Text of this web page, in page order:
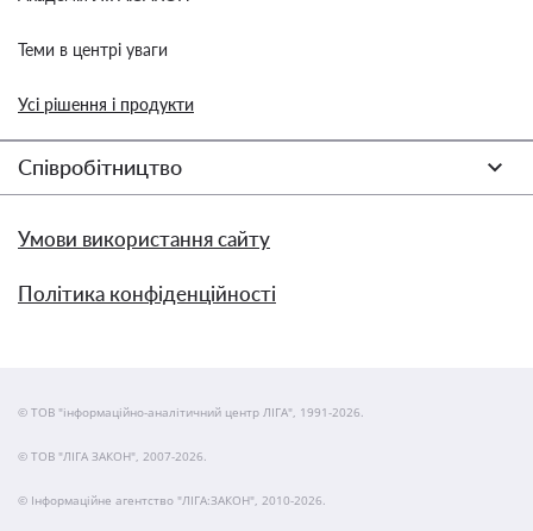
Теми в центрі уваги
Усі рішення і продукти
Співробітництво
Умови використання сайту
Політика конфіденційності
© ТОВ "інформаційно-аналітичний центр ЛІГА", 1991-2026.
© ТОВ "ЛІГА ЗАКОН", 2007-2026.
© Інформаційне агентство "ЛІГА:ЗАКОН", 2010-2026.